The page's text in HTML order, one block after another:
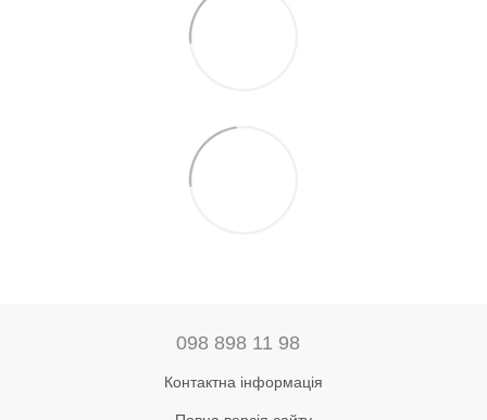
098 898 11 98
Контактна інформація